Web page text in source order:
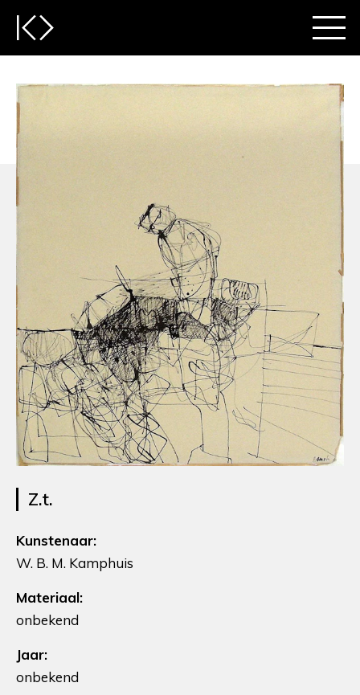
Z.t.
Kunstenaar:
W. B. M. Kamphuis
Materiaal:
onbekend
Jaar:
onbekend